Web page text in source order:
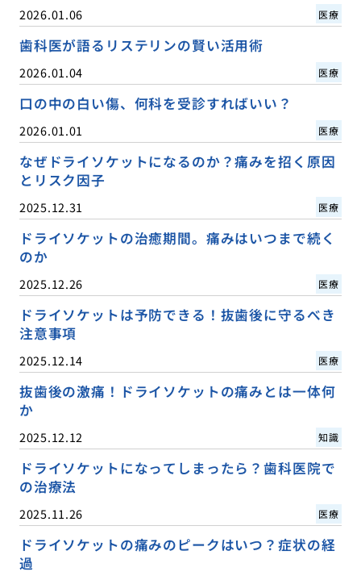
2026.01.06 医療
歯科医が語るリステリンの賢い活用術
2026.01.04 医療
口の中の白い傷、何科を受診すればいい？
2026.01.01 医療
なぜドライソケットになるのか？痛みを招く原因
とリスク因子
2025.12.31 医療
ドライソケットの治癒期間。痛みはいつまで続く
のか
2025.12.26 医療
ドライソケットは予防できる！抜歯後に守るべき
注意事項
2025.12.14 医療
抜歯後の激痛！ドライソケットの痛みとは一体何
か
2025.12.12 知識
ドライソケットになってしまったら？歯科医院で
の治療法
2025.11.26 医療
ドライソケットの痛みのピークはいつ？症状の経
過